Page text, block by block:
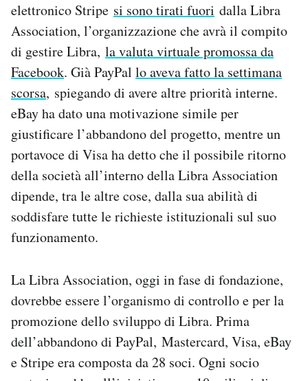
CALENDARIO
AREA PERSONALE
Area Personale
Newsletter
Notifiche mobile
Esci
elettronico Stripe si sono tirati fuori dalla Libra
Association, l’organizzazione che avrà il compito
di gestire Libra, la valuta virtuale promossa da
Facebook. Già PayPal lo aveva fatto la settimana
scorsa, spiegando di avere altre priorità interne.
eBay ha dato una motivazione simile per
giustificare l’abbandono del progetto, mentre un
portavoce di Visa ha detto che il possibile ritorno
della società all’interno della Libra Association
dipende, tra le altre cose, dalla sua abilità di
soddisfare tutte le richieste istituzionali sul suo
funzionamento.
La Libra Association, oggi in fase di fondazione,
dovrebbe essere l’organismo di controllo e per la
promozione dello sviluppo di Libra. Prima
dell’abbandono di PayPal, Mastercard, Visa, eBay
e Stripe era composta da 28 soci. Ogni socio